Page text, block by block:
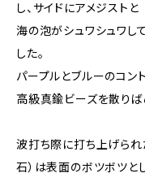
し、サイドにアメジストと
海の泡がシュワシュワし
した。
パープルとブルーのコン
高級真鍮ビーズを散り
波打ち際に打ち上げられ
石）は表面のボツボツと